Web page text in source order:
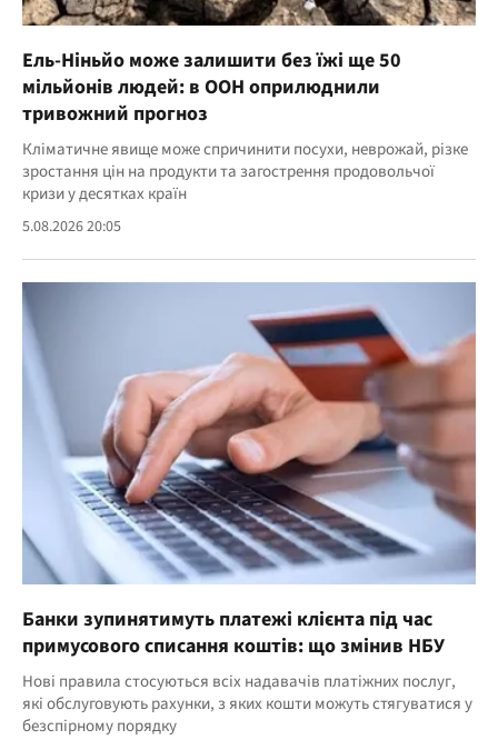
Ель-Ніньйо може залишити без їжі ще 50
мільйонів людей: в ООН оприлюднили
тривожний прогноз
Кліматичне явище може спричинити посухи, неврожай, різке
зростання цін на продукти та загострення продовольчої
кризи у десятках країн
5.08.2026 20:05
Банки зупинятимуть платежі клієнта під час
примусового списання коштів: що змінив НБУ
Нові правила стосуються всіх надавачів платіжних послуг,
які обслуговують рахунки, з яких кошти можуть стягуватися у
безспірному порядку